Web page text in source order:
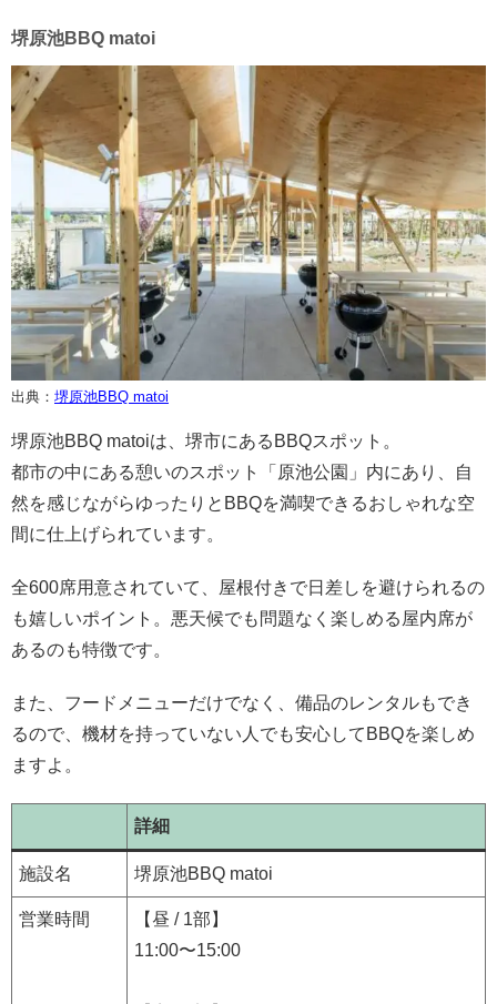
堺原池BBQ matoi
出典： 堺原池BBQ matoi
堺原池BBQ matoiは、堺市にあるBBQスポット。
都市の中にある憩いのスポット「原池公園」内にあり、自
然を感じながらゆったりとBBQを満喫できるおしゃれな空
間に仕上げられています。
全600席用意されていて、屋根付きで日差しを避けられるの
も嬉しいポイント。悪天候でも問題なく楽しめる屋内席が
あるのも特徴です。
また、フードメニューだけでなく、備品のレンタルもでき
るので、機材を持っていない人でも安心してBBQを楽しめ
ますよ。
詳細
施設名 堺原池BBQ matoi
営業時間
【昼 / 1部】
11:00〜15:00